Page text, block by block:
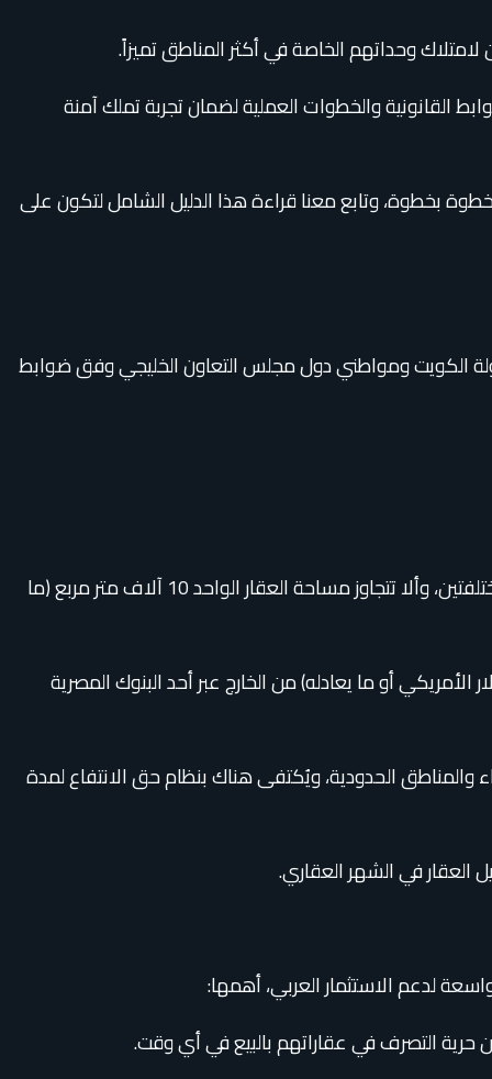
وحداتهم الخاصة في أكثر المناطق تميزاً.
القانونية والخطوات العملية لضمان تجربة تملك آمنة
بخطوة، وتابع معنا قراءة هذا الدليل الشامل لتكون على
الكويت ومواطني دول مجلس التعاون الخليجي وفق ضوابط
الحد الأقصى للملكية: يُسمح للمواطن الكويتي بامتلاك عقارين كحد أقصى في جميع أنحاء مصر، بشرط أن يكونا في مدينتين مختلفتين، وألا تتجاوز مساحة العقار الواحد 10 آلاف متر مربع (ما
أو ما يعادله) من الخارج عبر أحد البنوك المصرية
والمناطق الحدودية، ويُكتفى هناك بنظام حق الانتفاع لمدة